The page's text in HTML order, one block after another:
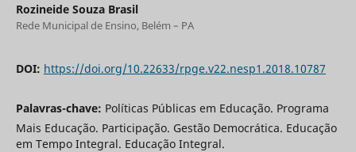
Rozineide Souza Brasil
Rede Municipal de Ensino, Belém – PA
DOI: https://doi.org/10.22633/rpge.v22.nesp1.2018.10787
Palavras-chave: Políticas Públicas em Educação. Programa
Mais Educação. Participação. Gestão Democrática. Educação
em Tempo Integral. Educação Integral.